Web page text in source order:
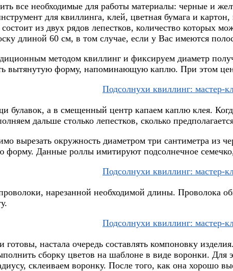
все необходимые для работы материалы: черные и
для квиллинга, клей, цветная бумага и
из двух рядов лепестков, количество которых
длиной 60 см, в том случае, если у Вас имеются
методом квиллинг и фиксируем диаметр
вытянутую форму, напоминающую каплю. При этом
булавок, а в смещенный центр капаем каплю клея.
дальше столько лепестков, сколько
вырезать окружность диаметром три сантиметра из
Данные роллы имитируют подсолнечное
нарезанной необходимой длины. Проволока
настала очередь составлять компоновку
сборку цветов на шаблоне в виде воронки. Для
склеиваем воронку. После того, как она хорошо